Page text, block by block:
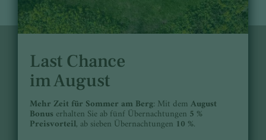
Last Chance
im August
Mehr Zeit für Sommer am Berg: Mit demAugust
Bonus erhalten Sie ab fünf Übernachtungen 5 %
Preisvorteil, ab sieben Übernachtungen 10 %.